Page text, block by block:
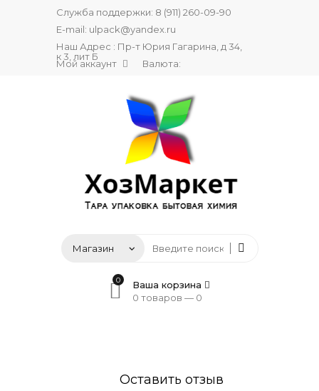
Служба поддержки: 8 (911) 260-09-90
E-mail: ulpack@yandex.ru
Наш Адрес : Пр-т Юрия Гагарина, д 34,
к 3, лит Б
Мой аккаунт Валюта:
0
Ваша корзина
0 товаров — 0
Оставить отзыв